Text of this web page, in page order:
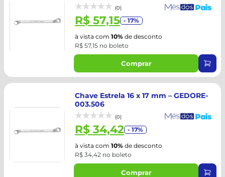
(0)
R$ 57,15 - 17%
à vista com 10% de desconto
R$ 57,15 no boleto
Comprar
Chave Estrela 16 x 17 mm – GEDORE-
003.506
(0)
R$ 34,42 - 17%
à vista com 10% de desconto
R$ 34,42 no boleto
Comprar